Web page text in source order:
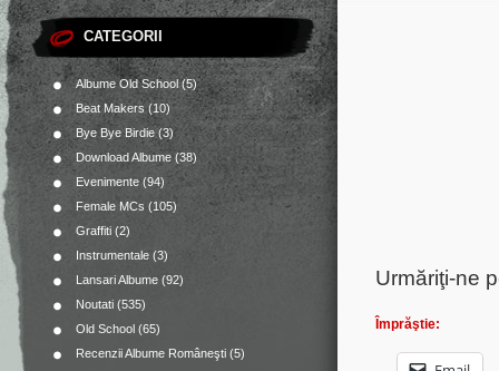
CATEGORII
Albume Old School(5)
Beat Makers(10)
Bye Bye Birdie(3)
Download Albume (38)
Evenimente (94)
Female MCs (105)
Graffiti (2)
Instrumentale (3)
Lansari Albume (92)
Noutati (535)
Old School (65)
Recenzii Albume Româneşti (5)
Urmăriţi-ne
Împrăştie: